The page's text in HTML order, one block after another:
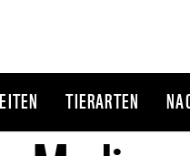
TIERARTEN